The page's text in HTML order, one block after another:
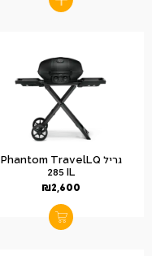
גריל Phantom TravelLQ
285 IL
₪2,600